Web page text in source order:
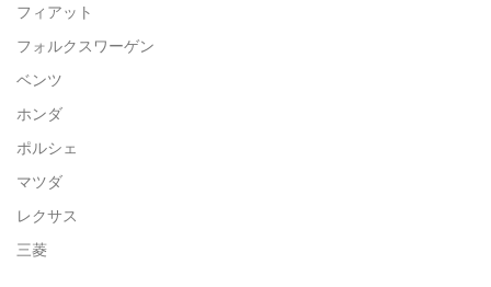
フィアット
フォルクスワーゲン
ベンツ
ホンダ
ポルシェ
マツダ
レクサス
三菱